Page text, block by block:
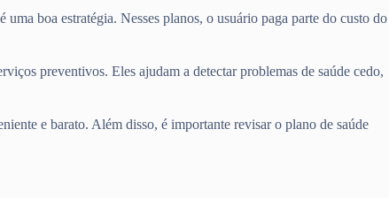
boa estratégia. Nesses planos, o usuário paga parte do custo do
preventivos. Eles ajudam a detectar problemas de saúde cedo,
e barato. Além disso, é importante revisar o plano de saúde